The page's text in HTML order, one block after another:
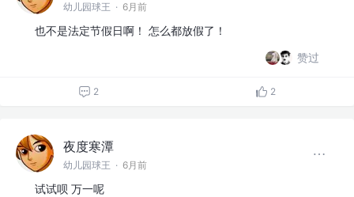
幼儿园球王 · 6月前
也不是法定节假日啊！ 怎么都放假了！
赞过
2 2
夜度寒潭
幼儿园球王 · 6月前
试试呗 万一呢